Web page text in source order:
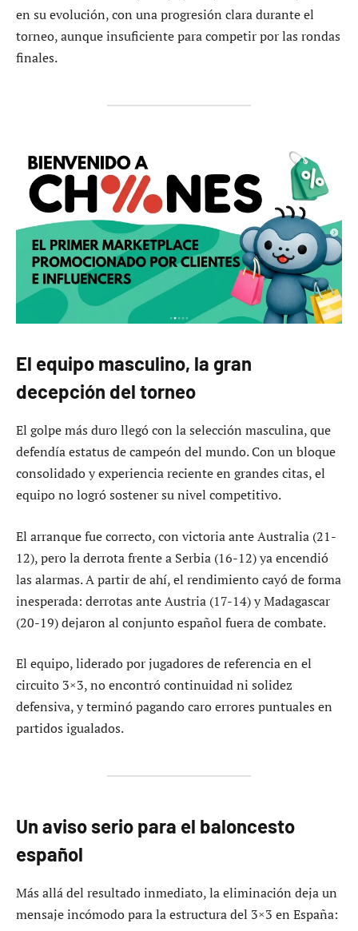
en su evolución, con una progresión clara durante el
torneo, aunque insuficiente para competir por las rondas
finales.
El equipo masculino, la gran
decepción del torneo
El golpe más duro llegó con la selección masculina, que
defendía estatus de campeón del mundo. Con un bloque
consolidado y experiencia reciente en grandes citas, el
equipo no logró sostener su nivel competitivo.
El arranque fue correcto, con victoria ante Australia (21-
12), pero la derrota frente a Serbia (16-12) ya encendió
las alarmas. A partir de ahí, el rendimiento cayó de forma
inesperada: derrotas ante Austria (17-14) y Madagascar
(20-19) dejaron al conjunto español fuera de combate.
El equipo, liderado por jugadores de referencia en el
circuito 3×3, no encontró continuidad ni solidez
defensiva, y terminó pagando caro errores puntuales en
partidos igualados.
Un aviso serio para el baloncesto
español
Más allá del resultado inmediato, la eliminación deja un
mensaje incómodo para la estructura del 3×3 en España: